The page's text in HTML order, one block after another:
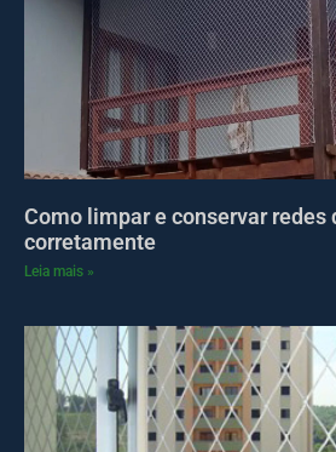
Como limpar e conservar redes
corretamente
Leia mais »